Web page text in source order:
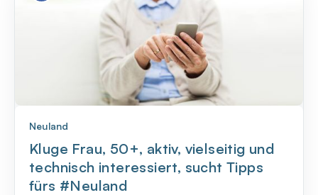
Neuland
Kluge Frau, 50+, aktiv, vielseitig und
technisch interessiert, sucht Tipps
fürs #Neuland